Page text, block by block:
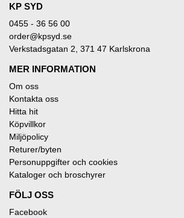
KP SYD
0455 - 36 56 00
order@kpsyd.se
Verkstadsgatan 2, 371 47 Karlskrona
MER INFORMATION
Om oss
Kontakta oss
Hitta hit
Köpvillkor
Miljöpolicy
Returer/byten
Personuppgifter och cookies
Kataloger och broschyrer
FÖLJ OSS
Facebook